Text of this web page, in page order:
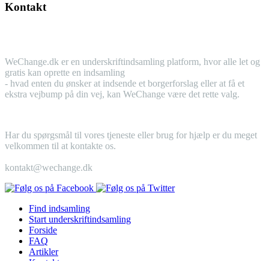
Kontakt
WeChange.dk er en underskriftindsamling platform, hvor alle let og
gratis kan oprette en indsamling
- hvad enten du ønsker at indsende et borgerforslag eller at få et
ekstra vejbump på din vej, kan WeChange være det rette valg.
Har du spørgsmål til vores tjeneste eller brug for hjælp er du meget
velkommen til at kontakte os.
kontakt@wechange.dk
Find indsamling
Start underskriftindsamling
Forside
FAQ
Artikler